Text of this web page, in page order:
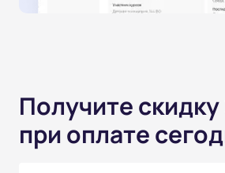
Получите
при оплате